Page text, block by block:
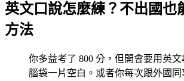
英文口說怎麼練？不出國也
方法
你多益考了 800 分，但開會要用英文
腦袋一片空白。或者你每次跟外國同